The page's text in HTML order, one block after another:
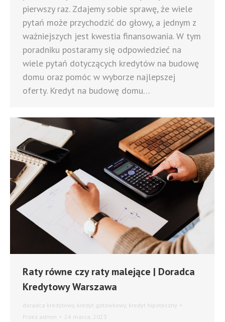
pierwszy raz. Zdajemy sobie sprawę, że wiele
pytań może przychodzić do głowy, a jednym z
ważniejszych jest kwestia finansowania. W tym
poradniku postaramy się odpowiedzieć na
wiele pytań dotyczących kredytów na budowę
domu oraz pomóc w wyborze najlepszej
oferty. Kredyt na budowę domu…
Raty równe czy raty malejące | Doradca
Kredytowy Warszawa
doradca kredytowy kredyt gotówkowy kredyt hipoteczny
Przez admin 24 marca, 2023